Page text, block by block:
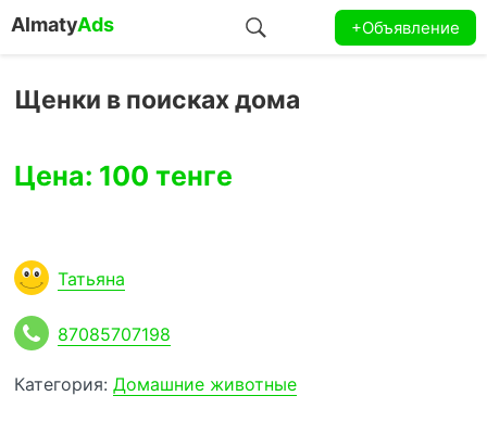
AlmatyAds +Объявление
Щенки в поисках дома
Цена: 100 тенге
Татьяна
87085707198
Категория:Домашние животные